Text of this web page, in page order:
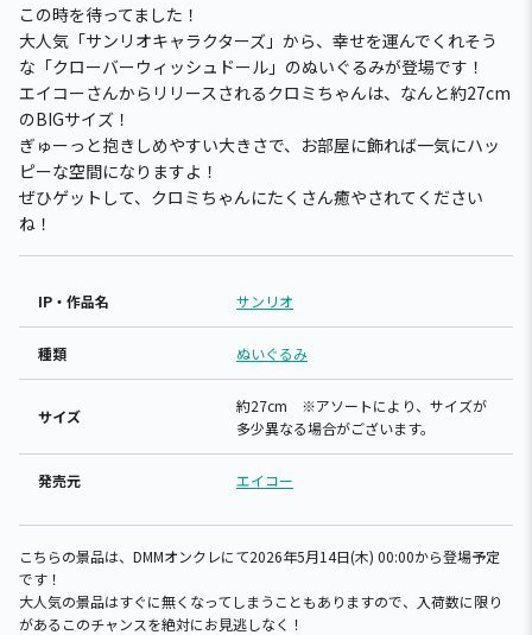
この時を待ってました！
大人気「サンリオキャラクターズ」から、幸せを運んでくれそう
な「クローバーウィッシュドール」のぬいぐるみが登場です！
エイコーさんからリリースされるクロミちゃんは、なんと約27cm
のBIGサイズ！
ぎゅーっと抱きしめやすい大きさで、お部屋に飾れば一気にハッ
ピーな空間になりますよ！
ぜひゲットして、クロミちゃんにたくさん癒やされてください
ね！
IP・作品名 サンリオ
種類 ぬいぐるみ
サイズ
約27cm ※アソートにより、サイズが
多少異なる場合がございます。
発売元 エイコー
こちらの景品は、DMMオンクレにて2026年5月14日(木) 00:00から登場予定
です！
大人気の景品はすぐに無くなってしまうこともありますので、入荷数に限り
があるこのチャンスを絶対にお見逃しなく！